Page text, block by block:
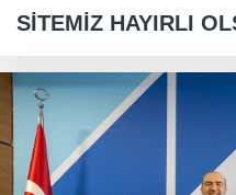
SİTEMİZ HAYIRLI